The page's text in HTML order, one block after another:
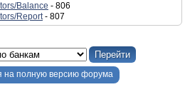
Balance - 806
Report- 807
на полную версию форума